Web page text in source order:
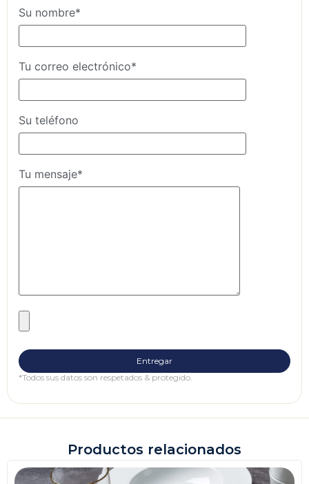
Su nombre*
Tu correo electrónico*
Su teléfono
Tu mensaje*
*Todos sus datos son respetados & protegido.
Productos relacionados